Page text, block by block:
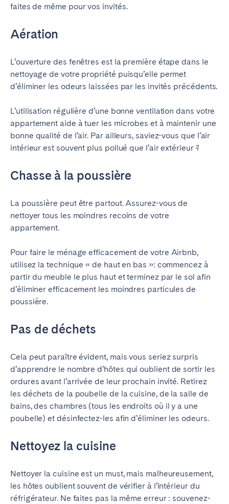
faites de même pour vos invités.
Aération
L’ouverture des fenêtres est la première étape dans le
nettoyage de votre propriété puisqu’elle permet
d’éliminer les odeurs laissées par les invités précédents.
L’utilisation régulière d’une bonne ventilation dans votre
appartement aide à tuer les microbes et à maintenir une
bonne qualité de l’air. Par ailleurs, saviez-vous que l’air
intérieur est souvent plus pollué que l’air extérieur ?
Chasse à la poussière
La poussière peut être partout. Assurez-vous de
nettoyer tous les moindres recoins de votre
appartement.
Pour faire le ménage efficacement de votre Airbnb,
utilisez la technique « de haut en bas »: commencez à
partir du meuble le plus haut et terminez par le sol afin
d’éliminerefficacement les moindres particules de
poussière.
Pas de déchets
Cela peut paraître évident, mais vous seriez surpris
d’apprendre le nombre d’hôtes qui oublient de sortir les
ordures avant l’arrivée de leur prochain invité. Retirez
les déchets de la poubelle de la cuisine, de la salle de
bains, des chambres (tous les endroits où il y a une
poubelle) et désinfectez-les afin d’éliminer les odeurs.
Nettoyez la cuisine
Nettoyer la cuisine est un must, mais malheureusement,
les hôtes oublient souvent de vérifier à l’intérieur du
réfrigérateur. Ne faites pas la même erreur : souvenez-